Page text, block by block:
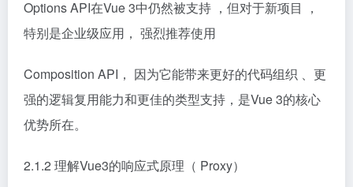
Options API在Vue 3中仍然被支持 ，但对于新项目 ，
特别是企业级应用， 强烈推荐使用
Composition API， 因为它能带来更好的代码组织 、更
强的逻辑复用能力和更佳的类型支持，是Vue 3的核心
优势所在。
2.1.2 理解Vue3的响应式原理（ Proxy）